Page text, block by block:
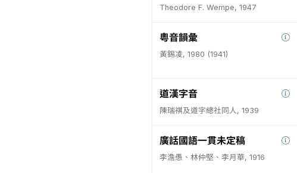
Theodore F. Wempe, 1947
粵音韻彙
黃錫凌, 1980 (1941)
道漢字音
陳瑞祺及道字總社同人, 1939
廣話國語一貫未定稿
李澹愚、林仲堅、李月華, 1916